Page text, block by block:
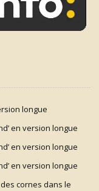
longue
en version longue
en version longue
en version longue
cornes dans le